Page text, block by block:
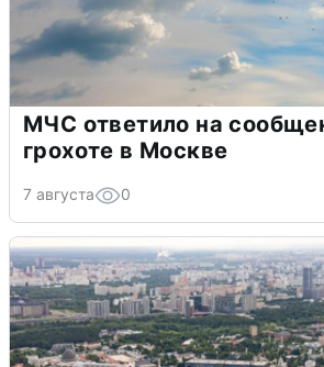
МЧС ответило на
грохоте в Москве
7 августа 0